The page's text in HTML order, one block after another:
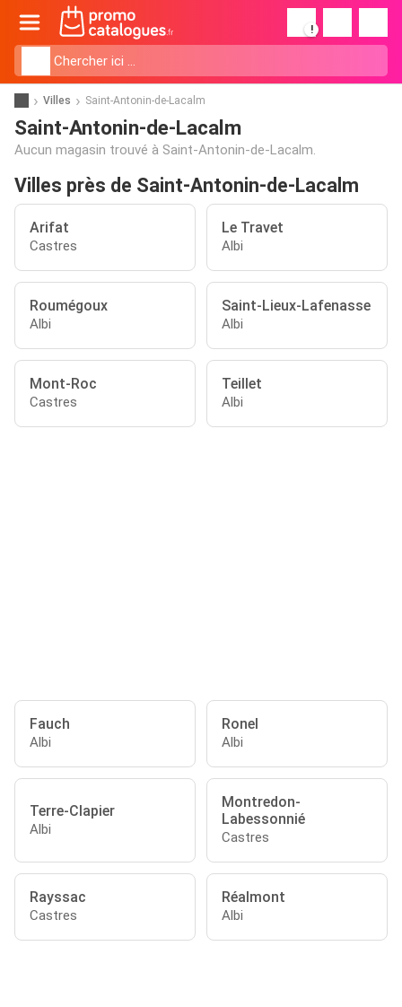
!
Villes Saint-Antonin-de-Lacalm
Saint-Antonin-de-Lacalm
Aucun magasin trouvé à Saint-Antonin-de-Lacalm.
Villes près de Saint-Antonin-de-Lacalm
Arifat
Castres
Le Travet
Albi
Roumégoux
Albi
Saint-Lieux-Lafenasse
Albi
Mont-Roc
Castres
Teillet
Albi
Fauch
Albi
Ronel
Albi
Terre-Clapier
Albi
Montredon-
Labessonnié
Castres
Rayssac
Castres
Réalmont
Albi